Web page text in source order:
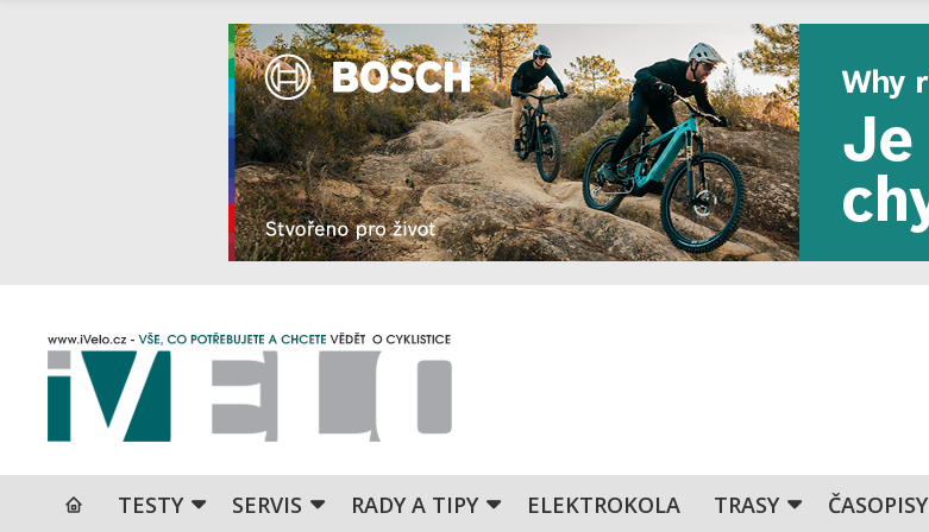
TESTY SERVIS RADY A TIPY ELEKTROKOLA TRASY ČASOPISY